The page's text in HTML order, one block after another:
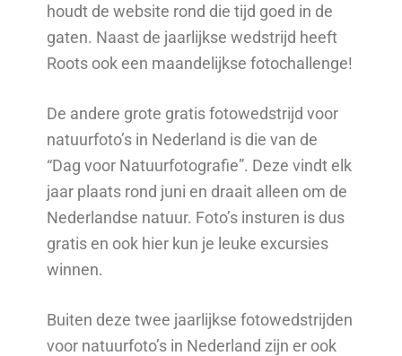
houdt de website rond die tijd goed in de
gaten. Naast de jaarlijkse wedstrijd heeft
Roots ook een maandelijkse fotochallenge!
De andere grote gratis fotowedstrijd voor
natuurfoto’s in Nederland is die van de
“Dag voor Natuurfotografie”. Deze vindt elk
jaar plaats rond juni en draait alleen om de
Nederlandse natuur. Foto’s insturen is dus
gratis en ook hier kun je leuke excursies
winnen.
Buiten deze twee jaarlijkse fotowedstrijden
voor natuurfoto’s in Nederland zijn er ook